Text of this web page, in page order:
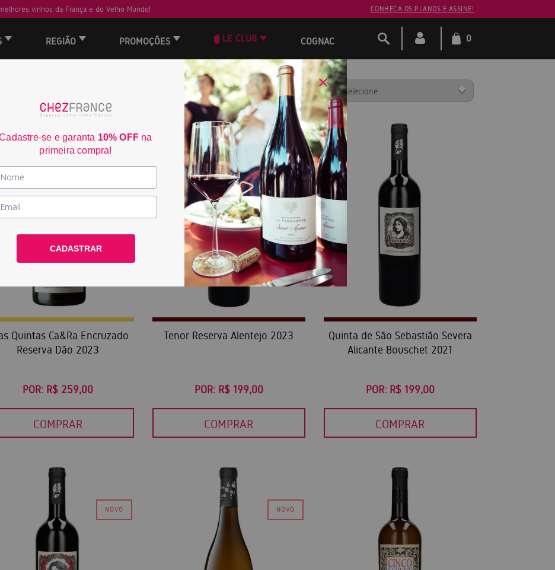
vinhos da França e do Velho Mundo! CONHEÇA OS PLANOS E ASSINE!
REGIÃO PROMOÇÕES LE CLUB COGNAC 0
ORDENAR POR:
Quintas Ca&Ra Encruzado
Reserva Dão 2023
POR: R$ 259,00
COMPRAR
Tenor Reserva Alentejo 2023
POR: R$ 199,00
COMPRAR
Quinta de São Sebastião Severa
Alicante Bouschet 2021
POR: R$ 199,00
COMPRAR
se e garanta 10% OFF na
primeira compra!
CADASTRAR